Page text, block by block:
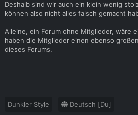
Deshalb sind wir auch ein klein wenig
können also nicht alles falsch gemacht
Alleine, ein Forum ohne Mitglieder, wäre
haben die Mitglieder einen ebenso
dieses Forums.
Dunkler Style
Deutsch [Du]